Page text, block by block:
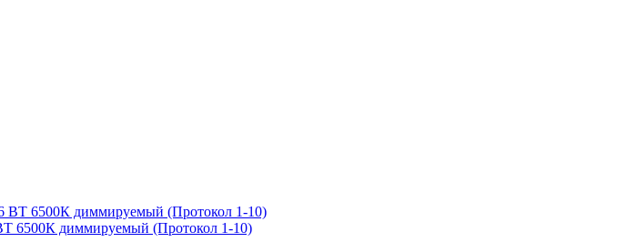
6500К диммируемый (Протокол 1-10)